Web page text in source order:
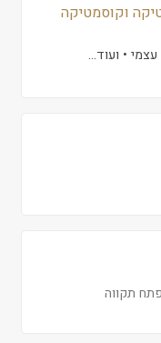
וקוסמטיקה
עצמי
ועוד...